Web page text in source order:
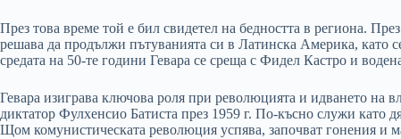
През това време той е бил свидетел на бедността в региона.
решава да продължи пътуванията си в Латинска Америка, като
средата на 50-те години Гевара се среща с Фидел Кастро и
Гевара изиграва ключова роля при революцията и идването на
диктатор Фулхенсио Батиста през 1959 г. По-късно служи като
Щом комунистическата революция успява, започват гонения и